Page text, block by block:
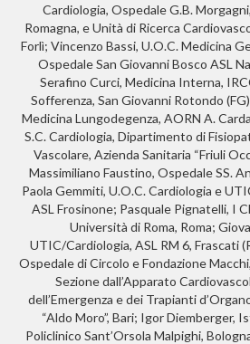
Cardiologia, Ospedale G.B.
Romagna, e Unità di Ricerca
Forlì; Vincenzo Bassi, U.O.C. Medicina
Ospedale San Giovanni Bosco ASL
Serafino Curci, Medicina Interna,
Sofferenza, San Giovanni Rotondo
Medicina Lungodegenza, AORN A.
S.C. Cardiologia, Dipartimento di
Vascolare, Azienda Sanitaria “Friuli
Massimiliano Faustino, Ospedale SS.
Paola Gemmiti, U.O.C. Cardiologia e
ASL Frosinone; Pasquale Pignatelli, I
Università di Roma, Roma;
UTIC/Cardiologia, ASL RM 6, Frascati
Ospedale di Circolo e Fondazione
Sezione dall’Apparato
dell’Emergenza e dei Trapianti
“Aldo Moro”, Bari; Igor Diemberger,
Policlinico Sant’Orsola Malpighi,